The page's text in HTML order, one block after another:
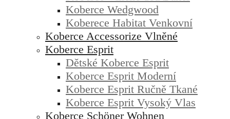
Koberce Wedgwood
Koberece Habitat Venkovní
Koberce Accessorize Vlněné
Koberce Esprit
Dětské Koberce Esprit
Koberce Esprit Moderní
Koberce Esprit Ručně Tkané
Koberce Esprit Vysoký Vlas
Koberce Schöner Wohnen